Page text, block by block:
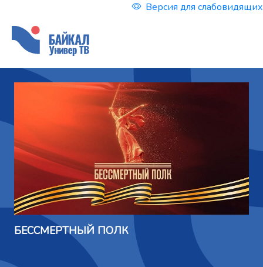
Версия для слабовидящих
БЕССМЕРТНЫЙ ПОЛК